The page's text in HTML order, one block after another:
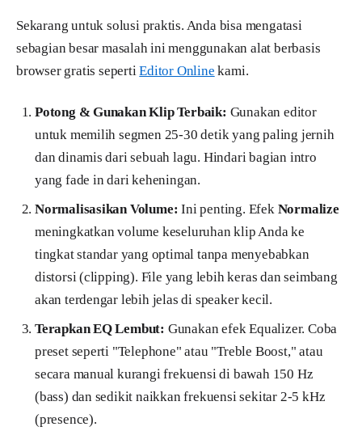
Sekarang untuk solusi praktis. Anda bisa mengatasi
sebagian besar masalah ini menggunakan alat berbasis
browser gratis sepertiEditor Online kami.
Potong & Gunakan Klip Terbaik: Gunakan editor
untuk memilih segmen 25-30 detik yang paling jernih
dan dinamis dari sebuah lagu. Hindari bagian intro
yang fade in dari keheningan.
Normalisasikan Volume: Ini penting. Efek Normalize
meningkatkan volume keseluruhan klip Anda ke
tingkat standar yang optimal tanpa menyebabkan
distorsi (clipping). File yang lebih keras dan seimbang
akan terdengar lebih jelas di speaker kecil.
Terapkan EQ Lembut: Gunakan efek Equalizer. Coba
preset seperti "Telephone" atau "Treble Boost," atau
secara manual kurangi frekuensi di bawah 150 Hz
(bass) dan sedikit naikkan frekuensi sekitar 2-5 kHz
(presence).